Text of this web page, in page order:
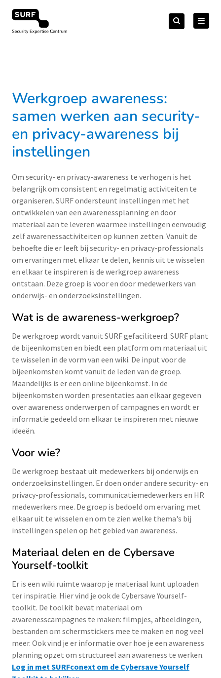
naar
Security Expertise Centrum – by SURF
Zoeken
naar:Zoeken
Werkgroep awareness:
samen werken aan security-
en privacy-awareness bij
instellingen
Om security- en privacy-awareness te verhogen is het
belangrijk om consistent en regelmatig activiteiten te
organiseren. SURF ondersteunt instellingen met het
ontwikkelen van een awarenessplanning en door
materiaal aan te leveren waarmee instellingen eenvoudig
zelf awarenessactiviteiten op kunnen zetten. Vanuit de
behoefte die er leeft bij security- en privacy-professionals
om ervaringen met elkaar te delen, kennis uit te wisselen
en elkaar te inspireren is de werkgroep awareness
ontstaan. Deze groep is voor en door medewerkers van
onderwijs- en onderzoeksinstellingen.
Wat is de awareness-werkgroep?
De werkgroep wordt vanuit SURF gefaciliteerd. SURF plant
de bijeenkomsten en biedt een platform om materiaal uit
te wisselen in de vorm van een wiki. De input voor de
bijeenkomsten komt vanuit de leden van de groep.
Maandelijks is er een online bijeenkomst. In de
bijeenkomsten worden presentaties aan elkaar gegeven
over awareness onderwerpen of campagnes en wordt er
informatie gedeeld om elkaar te inspireren met nieuwe
ideeën.
Voor wie?
De werkgroep bestaat uit medewerkers bij onderwijs en
onderzoeksinstellingen. Er doen onder andere security- en
privacy-professionals, communicatiemedewerkers en HR
medewerkers mee. De groep is bedoeld om ervaring met
elkaar uit te wisselen en om te zien welke thema's bij
instellingen spelen op het gebied van awareness.
Materiaal delen en de Cybersave
Yourself-toolkit
Er is een wiki ruimte waarop je materiaal kunt uploaden
ter inspiratie. Hier vind je ook de Cybersave Yourself-
toolkit. De toolkit bevat materiaal om
awarenesscampagnes te maken: filmpjes, afbeeldingen,
bestanden om schermstickers mee te maken en nog veel
meer. Ook vind je er informatie over hoe je een awareness
planning opzet om structureel aan awareness te werken.
Log in met SURFconext om de Cybersave Yourself